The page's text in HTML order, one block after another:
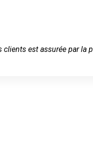
clients est assurée par